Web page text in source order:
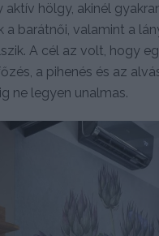
hölgy, akinél
a barátnői, valamint a
A cél az volt, hogy
a pihenés és az
ne legyen unalmas.